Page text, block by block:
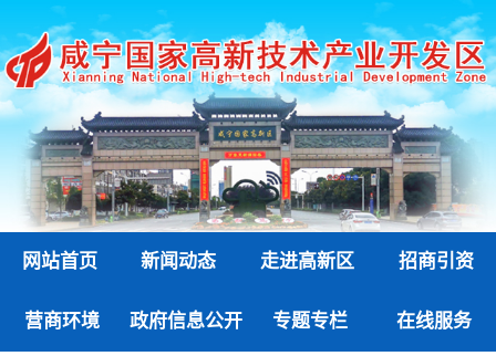
网站首页 新闻动态 走进高新区 招商引资
营商环境 政府信息公开 专题专栏 在线服务